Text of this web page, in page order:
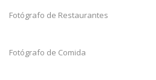
Fotógrafo de Restaurantes
Fotógrafo de Comida